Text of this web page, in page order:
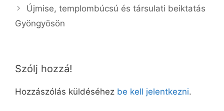
Újmise, templombúcsú és társulati beiktatás
Gyöngyösön
Szólj hozzá!
Hozzászólás küldéséhez be kell jelentkezni.